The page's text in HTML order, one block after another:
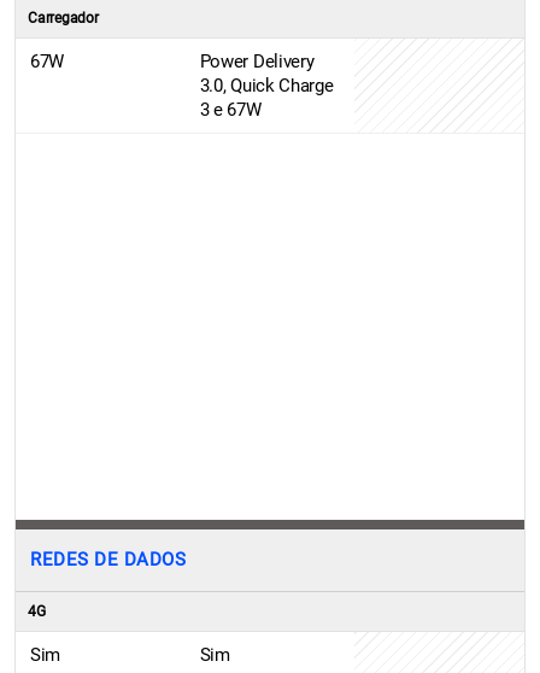
Carregador
67W
Power Delivery
3.0, Quick Charge
3 e 67W
REDES DE DADOS
4G
Sim Sim